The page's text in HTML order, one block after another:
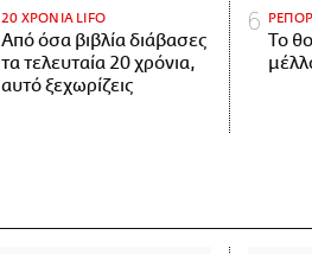
20 ΧΡΟΝΙΑ LIFO
Από όσα βιβλία διάβασες
τα τελευταία 20 χρόνια,
αυτό ξεχωρίζεις
Το